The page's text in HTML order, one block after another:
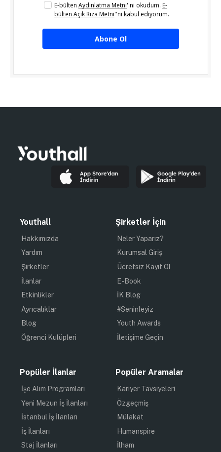
E-bülten Aydınlatma Metni''ni okudum. E-
bülten Açık Rıza Metni''ni kabul ediyorum.
Abone Ol
Youthall
Hakkımızda
Yardım
Şirketler
İlanlar
Etkinlikler
Ayrıcalıklar
Blog
Öğrenci Kulüpleri
Şirketler İçin
Neler Yaparız?
Kurumsal Giriş
Ücretsiz Kayıt Ol
E-Book
İK Blog
#Seninleyiz
Youth Awards
İletişime Geçin
Popüler İlanlar
İşe Alım Programları
Yeni Mezun İş İlanları
İstanbul İş İlanları
İş İlanları
Staj İlanları
Popüler Aramalar
Kariyer Tavsiyeleri
Özgeçmiş
Mülakat
Humanspire
İlham